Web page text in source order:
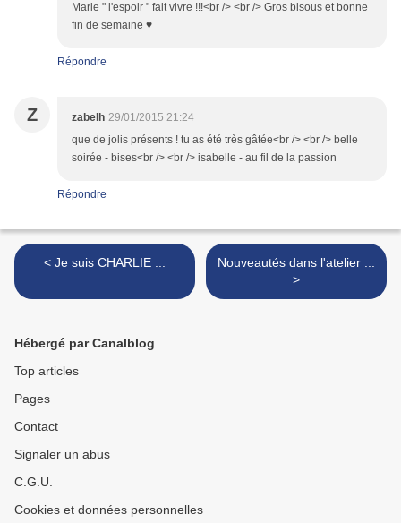
Marie " l'espoir " fait vivre !!!<br /> <br /> Gros bisous et bonne
fin de semaine ♥
Répondre
Z zabelh 29/01/2015 21:24
que de jolis présents ! tu as été très gâtée<br /> <br /> belle
soirée - bises<br /> <br /> isabelle - au fil de la passion
Répondre
< Je suis CHARLIE ...
Nouveautés dans l'atelier ...
>
Hébergé par Canalblog
Top articles
Pages
Contact
Signaler un abus
C.G.U.
Cookies et données personnelles